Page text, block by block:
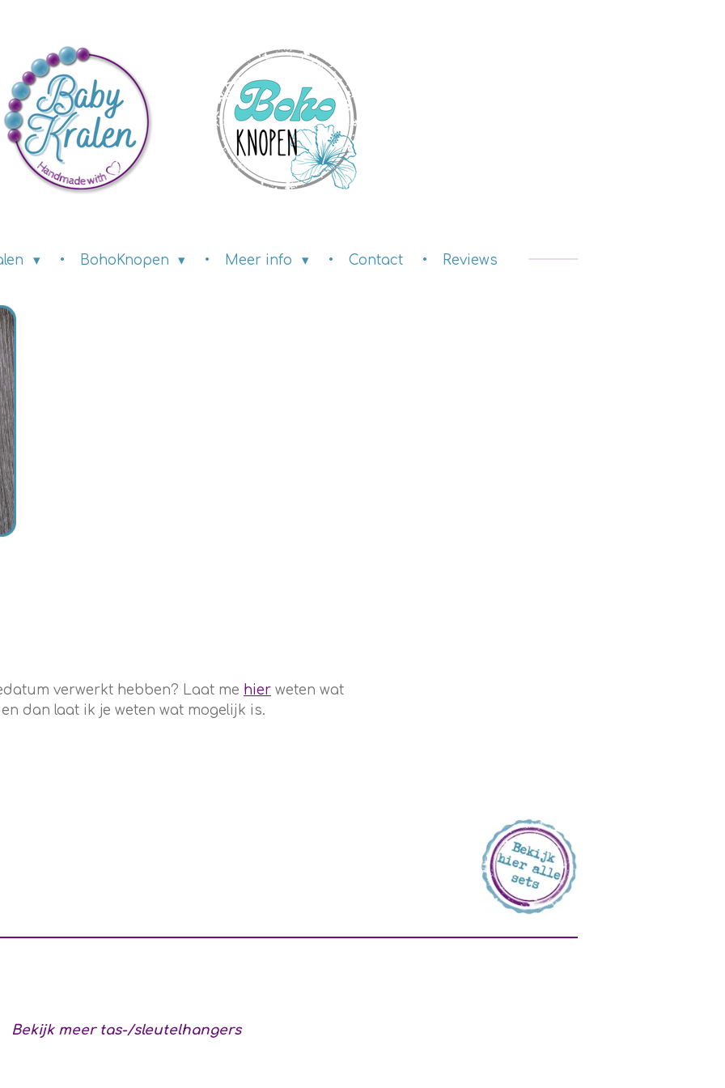
BohoKnopen Meer info Contact Reviews
verwerkt hebben? Laat me hier weten wat
dan laat ik je weten wat mogelijk is.
Bekijk meer tas-/sleutelhangers